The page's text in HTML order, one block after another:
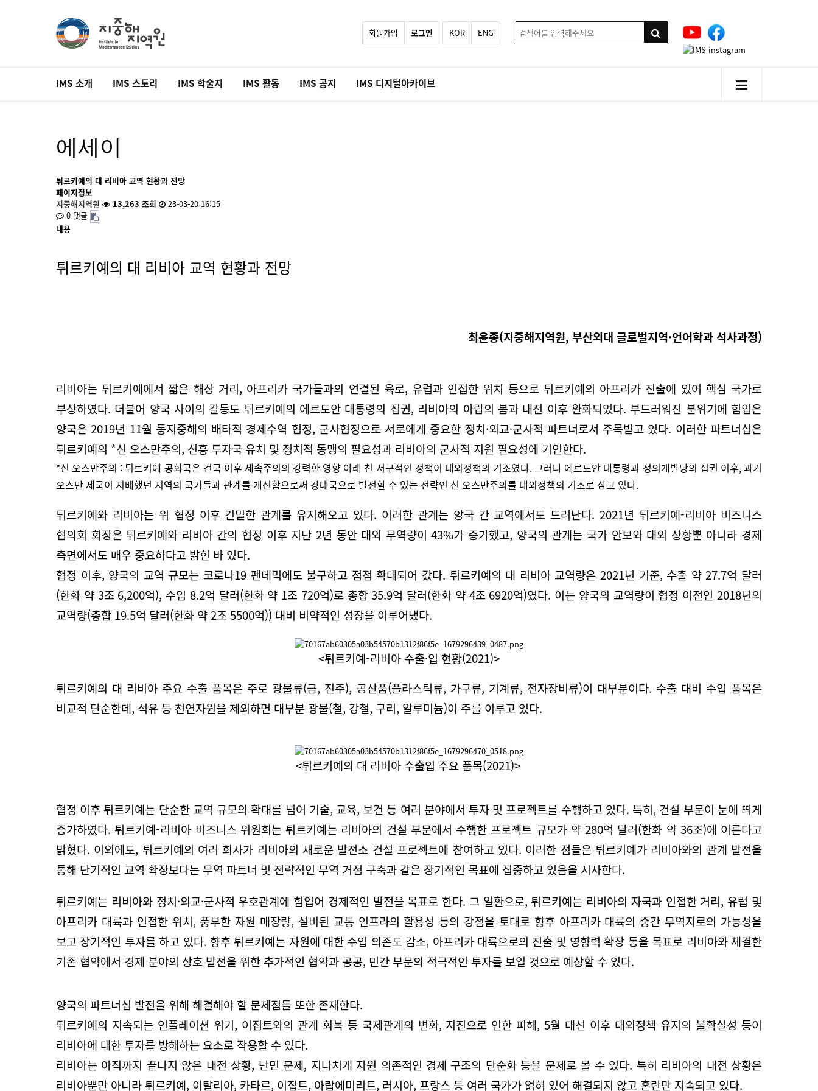
회원가입 로그인 KOR ENG
IMS 소개 IMS 스토리 IMS 학술지 IMS 활동 IMS 공지 IMS 디지털아카이브
에세이
튀르키예의 대 리비아 교역 현황과 전망
페이지정보
지중해지역원
13,263 조회
23-03-20 16:15
0 댓글
내용
튀르키예의 대 리비아 교역 현황과 전망
최윤종(지중해지역원, 부산외대 글로벌지역·언어학과 석사과정)
리비아는 튀르키예에서 짧은 해상 거리, 아프리카 국가들과의 연결된 육로, 유럽과 인접한 위치 등으로 튀르키예의 아프리카 진출에 있어 핵심 국가로
부상하였다. 더불어 양국 사이의 갈등도 튀르키예의 에르도안 대통령의 집권, 리비아의 아랍의 봄과 내전 이후 완화되었다. 부드러워진 분위기에 힘입은
양국은 2019년 11월 동지중해의 배타적 경제수역 협정, 군사협정으로 서로에게 중요한 정치·외교·군사적 파트너로서 주목받고 있다. 이러한 파트너십은
튀르키예의 *신 오스만주의, 신흥 투자국 유치 및 정치적 동맹의 필요성과 리비아의 군사적 지원 필요성에 기인한다.
*신 오스만주의 : 튀르키예 공화국은 건국 이후 세속주의의 강력한 영향 아래 친 서구적인 정책이 대외정책의 기조였다. 그러나 에르도안 대통령과 정의개발당의 집권 이후, 과거
오스만 제국이 지배했던 지역의 국가들과 관계를 개선함으로써 강대국으로 발전할 수 있는 전략인 신 오스만주의를 대외정책의 기조로 삼고 있다.
튀르키예와 리비아는 위 협정 이후 긴밀한 관계를 유지해오고 있다. 이러한 관계는 양국 간 교역에서도 드러난다. 2021년 튀르키예-리비아 비즈니스
협의회 회장은 튀르키예와 리비아 간의 협정 이후 지난 2년 동안 대외 무역량이 43%가 증가했고, 양국의 관계는 국가 안보와 대외 상황뿐 아니라 경제
측면에서도 매우 중요하다고 밝힌 바 있다.
협정 이후, 양국의 교역 규모는 코로나19 팬데믹에도 불구하고 점점 확대되어 갔다. 튀르키예의 대 리비아 교역량은 2021년 기준, 수출 약 27.7억 달러
(한화 약 3조 6,200억), 수입 8.2억 달러(한화 약 1조 720억)로 총합 35.9억 달러(한화 약 4조 6920억)였다. 이는 양국의 교역량이 협정 이전인 2018년의
교역량(총합 19.5억 달러(한화 약 2조 5500억)) 대비 비약적인 성장을 이루어냈다.
<튀르키예-리비아 수출·입 현황(2021)>
튀르키예의 대 리비아 주요 수출 품목은 주로 광물류(금, 진주), 공산품(플라스틱류, 가구류, 기계류, 전자장비류)이 대부분이다. 수출 대비 수입 품목은
비교적 단순한데, 석유 등 천연자원을 제외하면 대부분 광물(철, 강철, 구리, 알루미늄)이 주를 이루고 있다.
<튀르키예의 대 리비아 수출입 주요 품목(2021)>
협정 이후 튀르키예는 단순한 교역 규모의 확대를 넘어 기술, 교육, 보건 등 여러 분야에서 투자 및 프로젝트를 수행하고 있다. 특히, 건설 부문이 눈에 띄게
증가하였다. 튀르키예-리비아 비즈니스 위원회는 튀르키예는 리비아의 건설 부문에서 수행한 프로젝트 규모가 약 280억 달러(한화 약 36조)에 이른다고
밝혔다. 이외에도, 튀르키예의 여러 회사가 리비아의 새로운 발전소 건설 프로젝트에 참여하고 있다. 이러한 점들은 튀르키예가 리비아와의 관계 발전을
통해 단기적인 교역 확장보다는 무역 파트너 및 전략적인 무역 거점 구축과 같은 장기적인 목표에 집중하고 있음을 시사한다.
튀르키예는 리비아와 정치·외교·군사적 우호관계에 힘입어 경제적인 발전을 목표로 한다. 그 일환으로, 튀르키예는 리비아의 자국과 인접한 거리, 유럽 및
아프리카 대륙과 인접한 위치, 풍부한 자원 매장량, 설비된 교통 인프라의 활용성 등의 강점을 토대로 향후 아프리카 대륙의 중간 무역지로의 가능성을
보고 장기적인 투자를 하고 있다. 향후 튀르키예는 자원에 대한 수입 의존도 감소, 아프리카 대륙으로의 진출 및 영향력 확장 등을 목표로 리비아와 체결한
기존 협약에서 경제 분야의 상호 발전을 위한 추가적인 협약과 공공, 민간 부문의 적극적인 투자를 보일 것으로 예상할 수 있다.
양국의 파트너십 발전을 위해 해결해야 할 문제점들 또한 존재한다.
튀르키예의 지속되는 인플레이션 위기, 이집트와의 관계 회복 등 국제관계의 변화, 지진으로 인한 피해, 5월 대선 이후 대외정책 유지의 불확실성 등이
리비아에 대한 투자를 방해하는 요소로 작용할 수 있다.
리비아는 아직까지 끝나지 않은 내전 상황, 난민 문제, 지나치게 자원 의존적인 경제 구조의 단순화 등을 문제로 볼 수 있다. 특히 리비아의 내전 상황은
리비아뿐만 아니라 튀르키예, 이탈리아, 카타르, 이집트, 아랍에미리트, 러시아, 프랑스 등 여러 국가가 얽혀 있어 해결되지 않고 혼란만 지속되고 있다.